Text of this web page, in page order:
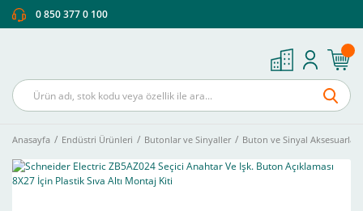
0 850 377 0 100
Anasayfa Endüstri Ürünleri Butonlar ve Sinyaller Buton ve Sinyal Aksesuarları